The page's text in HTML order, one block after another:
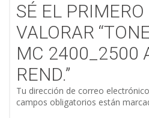
SÉ EL PRIMERO
VALORAR
MC 2400_2500
REND.”
Tu dirección de correo
campos obligatorios están